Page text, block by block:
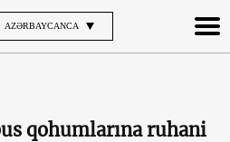
AZƏRBAYCANCA
qohumlarına ruhani